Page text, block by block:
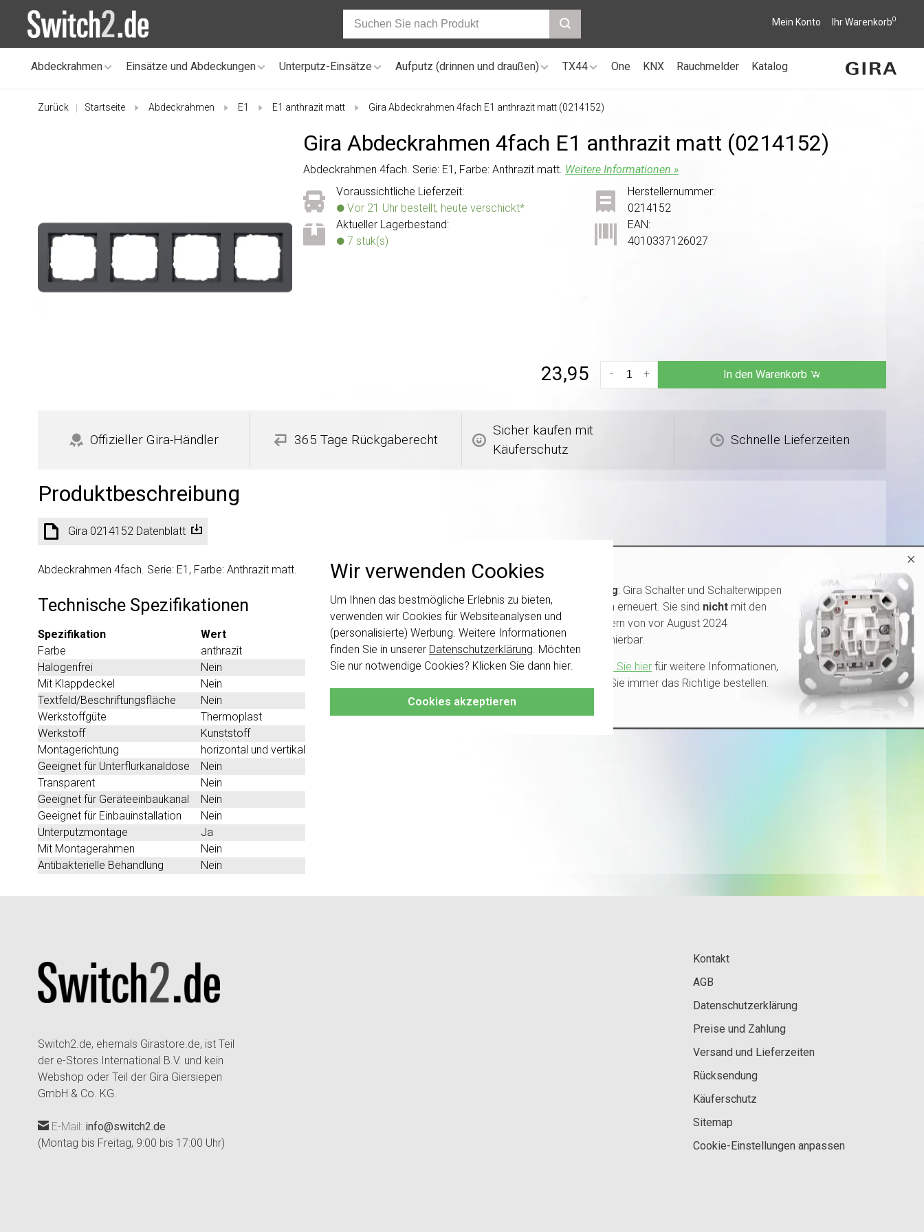
Wir verwenden Cookies
Um Ihnen das bestmögliche Erlebnis zu bieten,
verwenden wir Cookies für Websiteanalysen und
(personalisierte) Werbung. Weitere Informationen
finden Sie in unserer Datenschutzerklärung . Möchten
Sie nur notwendige Cookies? Klicken Sie dann hier
Cookies akzeptieren
Mein Konto Ihr Warenkorb0
Abdeckrahmen Einsätze und Abdeckungen Unterputz-Einsätze Aufputz (drinnen und draußen) TX44 One KNX Rauchmelder Katalog
Zurück Startseite Abdeckrahmen E1 E1 anthrazit matt Gira Abdeckrahmen 4fach E1 anthrazit matt (0214152)
Gira Abdeckrahmen 4fach E1 anthrazit matt (0214152)
Abdeckrahmen 4fach. Serie: E1, Farbe: Anthrazit matt. Weitere Informationen »
Voraussichtliche Lieferzeit:
Vor 21 Uhr bestellt, heute verschickt*
Aktueller Lagerbestand:
7 stuk(s)
Herstellernummer:
0214152
EAN:
4010337126027
23,95 +
- In den Warenkorb
Offizieller Gira-Händler 365 Tage Rückgaberecht
Sicher kaufen mit
Käuferschutz
Schnelle Lieferzeiten
Produktbeschreibung
Gira 0214152 Datenblatt
Abdeckrahmen 4fach. Serie: E1, Farbe: Anthrazit matt.
Technische Spezifikationen
Spezifikation
Wert
Farbe
anthrazit
Halogenfrei
Nein
Mit Klappdeckel
Nein
Textfeld/Beschriftungsfläche
Nein
Werkstoffgüte
Thermoplast
Werkstoff
Kunststoff
Montagerichtung
horizontal und vertikal
Geeignet für Unterflurkanaldose
Nein
Transparent
Nein
Geeignet für Geräteeinbaukanal
Nein
Geeignet für Einbauinstallation
Nein
Unterputzmontage
Ja
Mit Montagerahmen
Nein
Antibakterielle Behandlung
Nein
Switch2.de, ehemals Girastore.de, ist Teil
der e-Stores International B.V. und kein
Webshop oder Teil der Gira Giersiepen
GmbH & Co. KG.
E-Mail: info@switch2.de
(Montag bis Freitag, 9:00 bis 17:00 Uhr)
Kontakt
AGB
Datenschutzerklärung
Preise und Zahlung
Versand und Lieferzeiten
Rücksendung
Käuferschutz
Sitemap
Cookie-Einstellungen anpassen
×
Wichtig: Gira Schalter und Schalterwippen
wurden erneuert. Sie sind nicht mit den
Schaltern von vor August 2024
kombinierbar.
Klicken Sie hier für weitere Informationen,
damit Sie immer das Richtige bestellen.